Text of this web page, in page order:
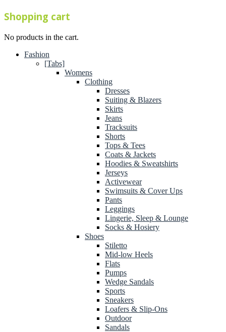
Shopping cart
No products in the cart.
Fashion
[Tabs]
Womens
Clothing
Dresses
Suiting & Blazers
Skirts
Jeans
Tracksuits
Shorts
Tops & Tees
Coats & Jackets
Hoodies & Sweatshirts
Jerseys
Activewear
Swimsuits & Cover Ups
Pants
Leggings
Lingerie, Sleep & Lounge
Socks & Hosiery
Shoes
Stiletto
Mid-low Heels
Flats
Pumps
Wedge Sandals
Sports
Sneakers
Loafers & Slip-Ons
Outdoor
Sandals